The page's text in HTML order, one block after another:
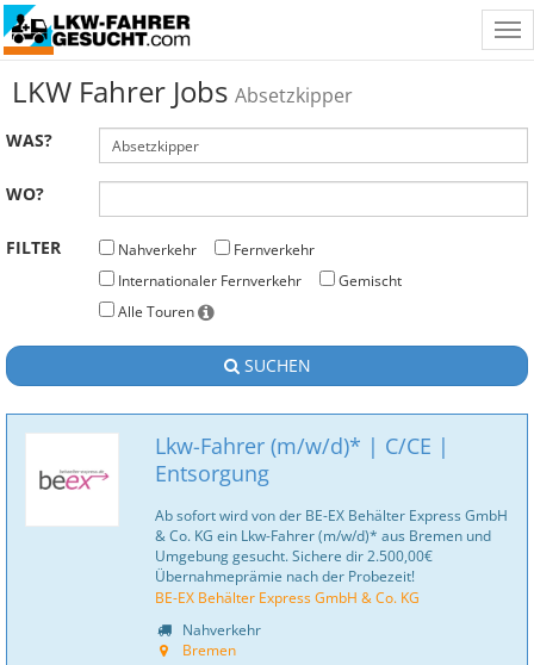
LKW Fahrer Jobs Absetzkipper
WAS?
WO?
FILTER Nahverkehr
Fernverkehr
Internationaler Fernverkehr
Gemischt
Alle Touren
SUCHEN
Lkw-Fahrer (m/w/d)* | C/CE |
Entsorgung
Ab sofort wird von der BE-EX Behälter Express GmbH
& Co. KG ein Lkw-Fahrer (m/w/d)* aus Bremen und
Umgebung gesucht. Sichere dir 2.500,00€
Übernahmeprämie nach der Probezeit!
BE-EX Behälter Express GmbH & Co. KG
Nahverkehr
Bremen